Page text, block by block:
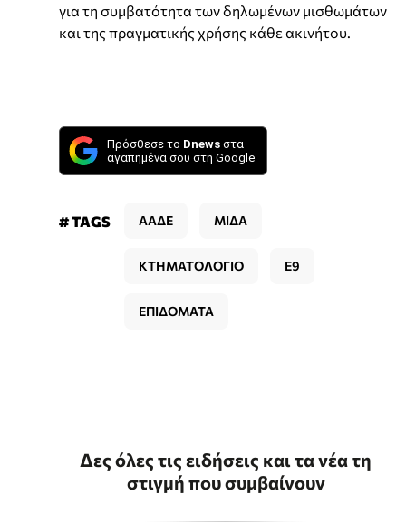
για τη συμβατότητα των δηλωμένων μισθωμάτων
και της πραγματικής χρήσης κάθε ακινήτου.
Πρόσθεσε το Dnews στα
αγαπημένα σου στη Google
# TAGS ΑΑΔΕ ΜΙΔΑ
ΚΤΗΜΑΤΟΛΟΓΙΟ Ε9
ΕΠΙΔΟΜΑΤΑ
Δες όλες τις ειδήσεις και τα νέα τη
στιγμή που συμβαίνουν